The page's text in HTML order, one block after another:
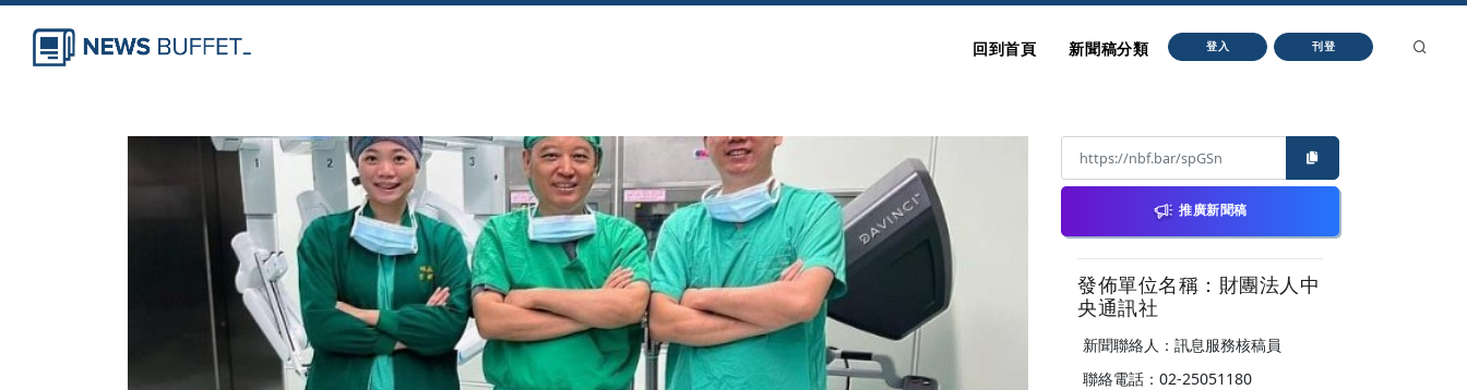
回到首頁 新聞稿分類 登入 刊登
推廣新聞稿
發佈單位名稱：財團法人中
央通訊社
新聞聯絡人：訊息服務核稿員
聯絡電話：02-25051180